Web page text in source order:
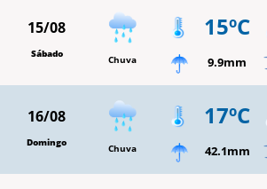
15/08
Sábado Chuva
15ºC
9.9mm
16/08
Domingo Chuva
17ºC
42.1mm